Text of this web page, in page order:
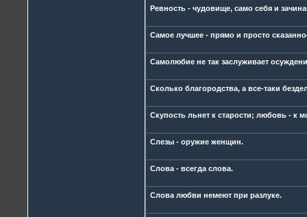
Ревность - чудовище, само себя и
Самое лучшее - прямо и просто
Самолюбие не так заслуживает
Сколько благородства, а все-таки
Скупость льнет к старости; любовь - к
Слезы - оружие женщин.
Слова - всегда слова.
Слова любви немеют при разлуке.